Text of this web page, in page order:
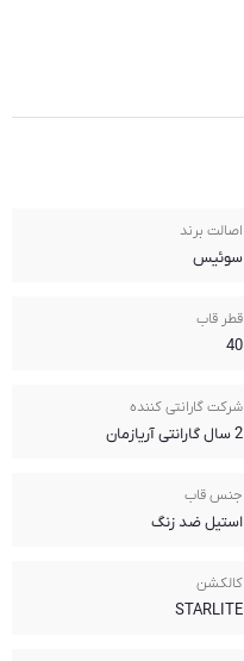
اصالت برند
سوئیس
قطر قاب
40
شرکت گارانتی کننده
2 سال گارانتی آریازمان
جنس قاب
استیل ضد زنگ
کالکشن
STARLITE